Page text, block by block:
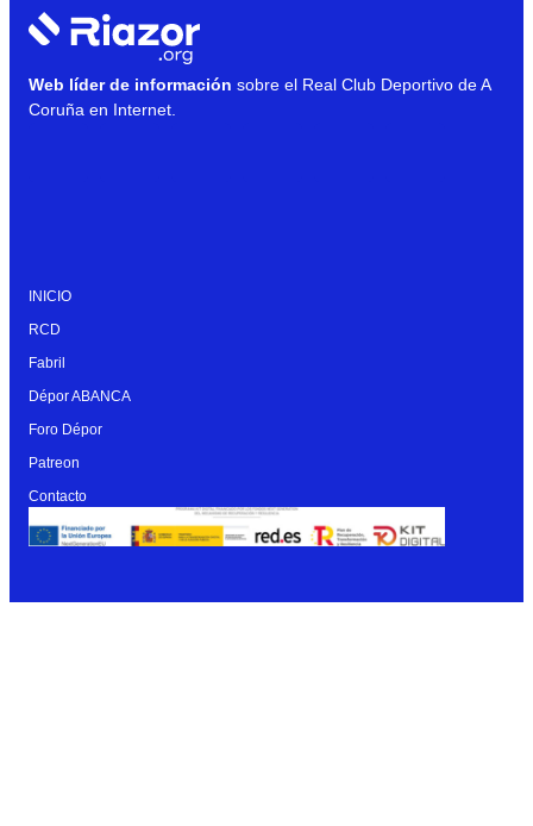
Web líder de información sobre el Real Club Deportivo de A
Coruña en Internet.
INICIO
RCD
Fabril
Dépor ABANCA
Foro Dépor
Patreon
Contacto